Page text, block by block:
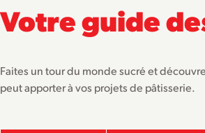
Votre guide
Faites un tour du monde sucré et
peut apporter à vos projets de pâtisserie.